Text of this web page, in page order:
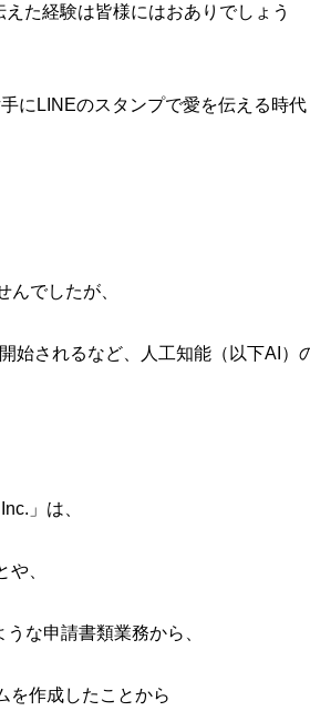
た経験は皆様にはおありでしょう
にLINEのスタンプで愛を伝える時代
でしたが、
始されるなど、人工知能（以下AI）
」は、
、
な申請書類業務から、
を作成したことから